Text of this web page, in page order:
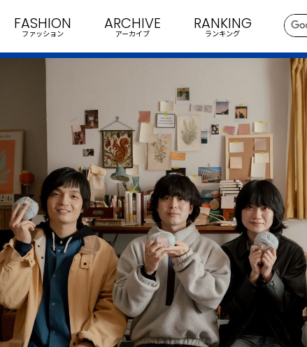
FASHION
ファッション
ARCHIVE
アーカイブ
RANKING
ランキング